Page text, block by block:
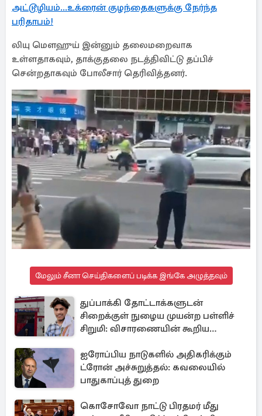
அட்டூழியம்...உக்ரைன் குழந்தைகளுக்கு நேர்ந்த
பரிதாபம்!
லியு மெளஹுய் இன்னும் தலைமறைவாக
உள்ளதாகவும், தாக்குதலை நடத்திவிட்டு தப்பிச்
சென்றதாகவும் போலீசார் தெரிவித்தனர்.
மேலும் சீனா செய்திகளைப் படிக்க இங்கே அழுத்தவும்
துப்பாக்கி தோட்டாக்களுடன்
சிறைக்குள் நுழைய முயன்ற பள்ளிச்
சிறுமி: விசாரணையின் கூறிய
ஐரோப்பிய நாடுகளில் அதிகரிக்கும்
ட்ரோன் அச்சுறுத்தல்: கவலையில்
பாதுகாப்புத் துறை
கொசோவோ நாட்டு பிரதமர் மீது